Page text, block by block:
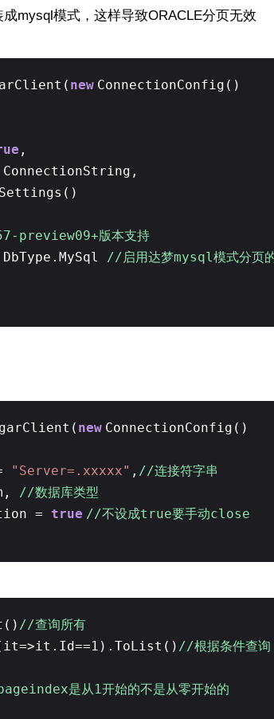
mysql模式，这样导致ORACLE分页无效
new ConnectionConfig()
,
版本支持
//启用达梦mysql模式分页
new ConnectionConfig()
"Server=.xxxxx" , //连接符字串
//数据库类型
= true //不设成true要手动close
//查询所有
//根据条件查询
是从1开始的不是从零开始的